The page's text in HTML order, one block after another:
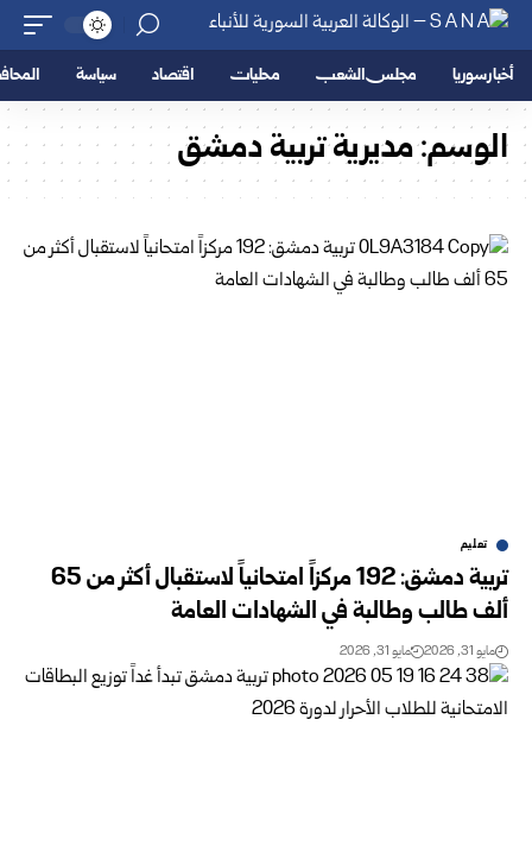
أخبار سوريا مجلس الشعب محليات اقتصاد سياسة
الوسم:مديرية تربية دمشق
تعليم
تربية دمشق: 192 مركزاً امتحانياً لاستقبال أكثر من 65
ألف طالب وطالبة في الشهادات العامة
مايو 31, 2026 مايو 31, 2026